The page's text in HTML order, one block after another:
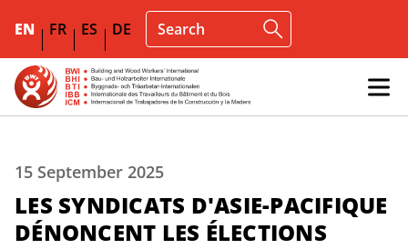
EN FR ES DE
15 September 2025
LES SYNDICATS D'ASIE-PACIFIQUE
DÉNONCENT LES ÉLECTIONS